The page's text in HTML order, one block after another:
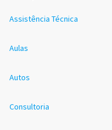
Assistência Técnica
Aulas
Autos
Consultoria